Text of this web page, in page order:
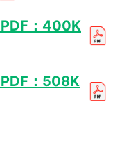
：400K
：508K